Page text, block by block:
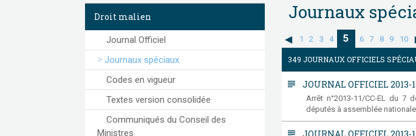
Droit malien
Journal Officiel
Journaux spéciaux
Codes en vigueur
Textes version consolidée
Communiqués du Conseil des
Ministres
Journaux
1 2 3 4 5 6 7 8 9 10
349 JOURNAUX OFFICIELS
subject JOURNAL OFFICIEL 2013-
Arrêt n°2013-11/CC-EL du
députés à assemblée
subject JOURNAL OFFICIEL 2013-